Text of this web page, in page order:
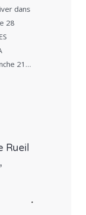
dans
28
21…
Rueil